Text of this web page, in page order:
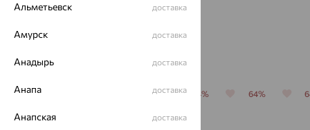
Похожие изделия
64% 64% 64% 64%
Альметьевск доставка
Амурск доставка
Анадырь доставка
Анапа доставка
Анапская доставка